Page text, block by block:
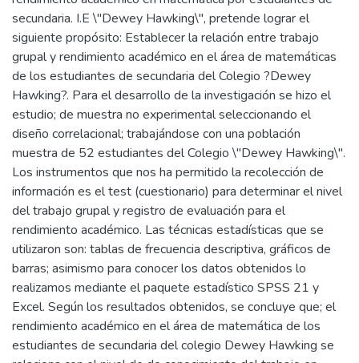
secundaria. I.E \"Dewey Hawking\", pretende lograr el
siguiente propósito: Establecer la relación entre trabajo
grupal y rendimiento académico en el área de matemáticas
de los estudiantes de secundaria del Colegio ?Dewey
Hawking?. Para el desarrollo de la investigación se hizo el
estudio; de muestra no experimental seleccionando el
diseño correlacional; trabajándose con una población
muestra de 52 estudiantes del Colegio \"Dewey Hawking\".
Los instrumentos que nos ha permitido la recolección de
información es el test (cuestionario) para determinar el nivel
del trabajo grupal y registro de evaluación para el
rendimiento académico. Las técnicas estadísticas que se
utilizaron son: tablas de frecuencia descriptiva, gráficos de
barras; asimismo para conocer los datos obtenidos lo
realizamos mediante el paquete estadístico SPSS 21 y
Excel. Según los resultados obtenidos, se concluye que; el
rendimiento académico en el área de matemática de los
estudiantes de secundaria del colegio Dewey Hawking se